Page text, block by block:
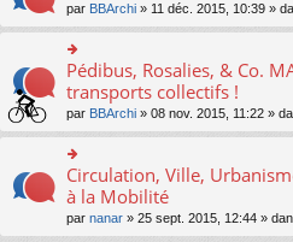
nt
pl
u
s
ré
c
e
nt
n
le
pl
u
s
c
nt
g
e
n
o
n
lu
le
pl
u
s
ré
e
e
s
g
e
n
o
n
lu
le
pl
u
er
le
m
e
s
a
e
n
o
n
o
n
s
ult
er
le
m
e
s
s
a
g
e
par BBArchi » 11 déc. 2015, 10:39 »
o
n
ult
er
le
m
e
s
Pédibus, Rosalies, & Co.
transports collectifs !
par BBArchi » 08 nov. 2015, 11:22 »
o
n
ult
Circulation, Ville,
à la Mobilité
par nanar » 25 sept. 2015, 12:44 »